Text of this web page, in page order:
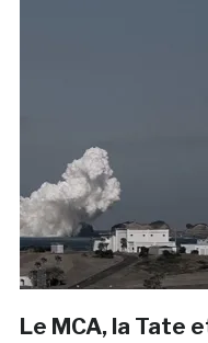
Le MCA, la Tate